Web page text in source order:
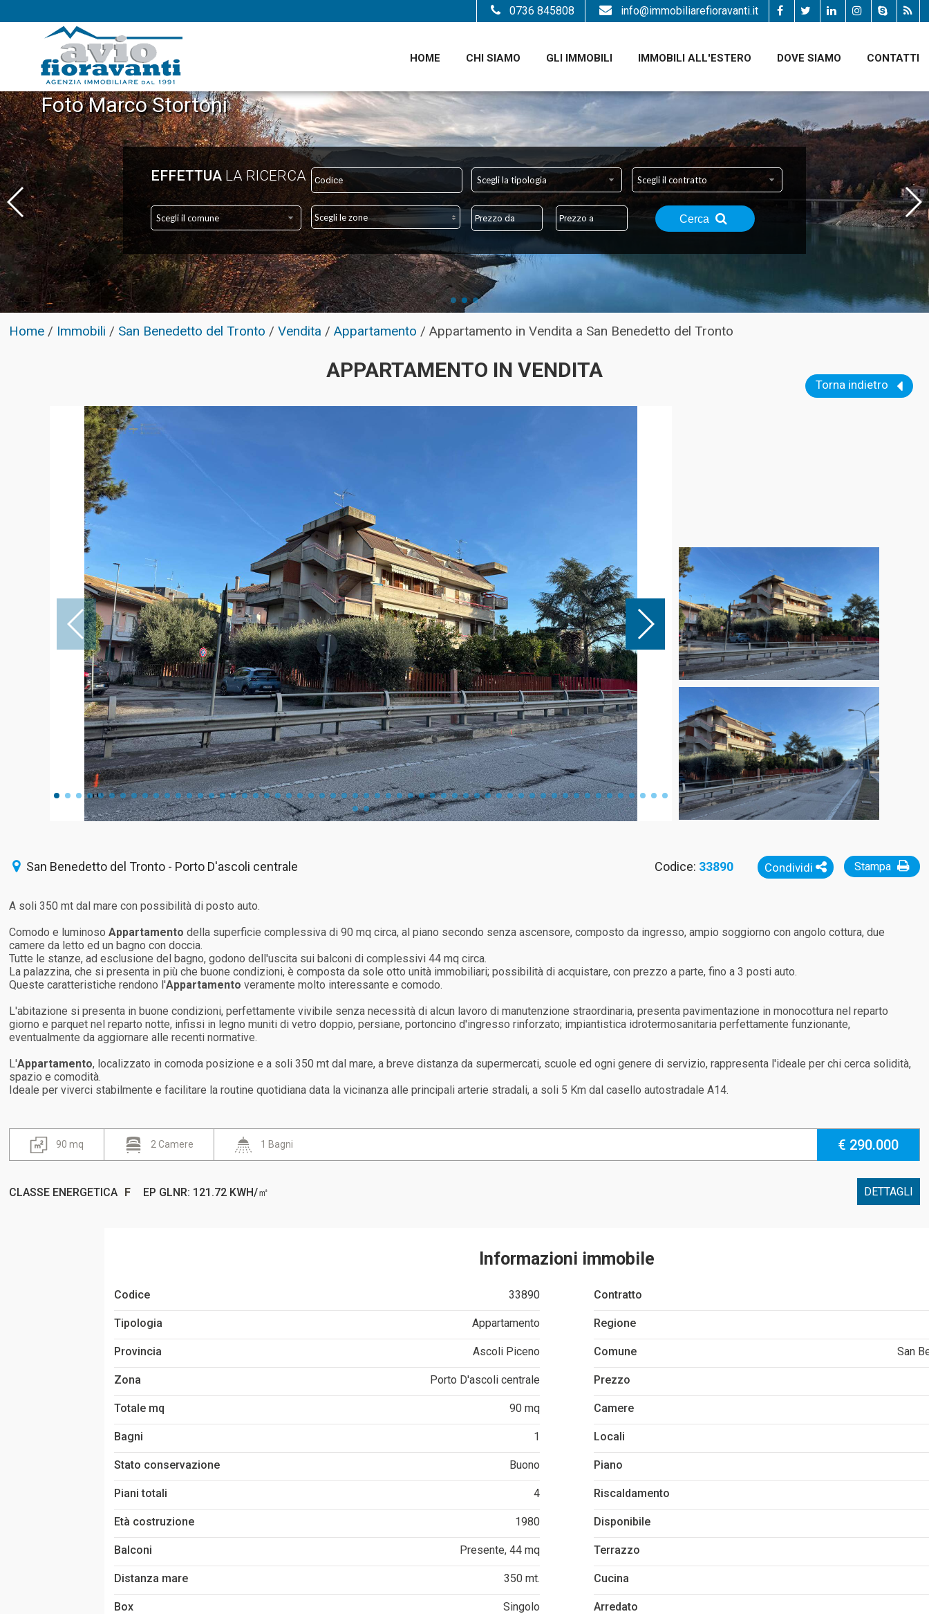
HOME CHI SIAMO GLI IMMOBILI IMMOBILI ALL'ESTERO DOVE SIAMO CONTATTI
info@immobiliarefioravanti.it
0736 845808
Foto Marco Stortoni
EFFETTUALA RICERCA Scegli la tipologia Scegli il contratto
Scegli il comune Scegli le zone Cerca
Home / Immobili / San Benedetto del Tronto /Vendita /Appartamento /Appartamento in Vendita a San Benedetto del Tronto
APPARTAMENTO IN VENDITA
Torna indietro
San Benedetto del Tronto - Porto D'ascoli centrale Stampa
Condividi
Codice: 33890
A soli 350 mt dal mare con possibilità di posto auto.
Comodo e luminosoAppartamento della superficie complessiva di 90 mq circa, al piano secondo senza ascensore, composto da ingresso, ampio soggiorno con angolo cottura, due
camere da letto ed un bagno con doccia.
Tutte le stanze, ad esclusione del bagno, godono dell'uscita sui balconi di complessivi 44 mq circa.
La palazzina, che si presenta in più che buone condizioni, è composta da sole otto unità immobiliari; possibilità di acquistare, con prezzo a parte, fino a 3 posti auto.
Queste caratteristiche rendono l'Appartamento veramente molto interessante e comodo.
L'abitazione si presenta in buone condizioni, perfettamente vivibile senza necessità di alcun lavoro di manutenzione straordinaria, presenta pavimentazione in monocottura nel reparto
giorno e parquet nel reparto notte, infissi in legno muniti di vetro doppio, persiane, portoncino d'ingresso rinforzato; impiantistica idrotermosanitaria perfettamente funzionante,
eventualmente da aggiornare alle recenti normative.
L'Appartamento, localizzato in comoda posizione e a soli 350 mt dal mare, a breve distanza da supermercati, scuole ed ogni genere di servizio, rappresenta l'ideale per chi cerca solidità,
spazio e comodità.
Ideale per viverci stabilmente e facilitare la routine quotidiana data la vicinanza alle principali arterie stradali, a soli 5 Km dal casello autostradale A14.
90 mq 2 Camere 1 Bagni € 290.000
CLASSE ENERGETICA F EP GLNR: 121.72 KWH/㎡ DETTAGLI
Informazioni immobile
Codice 33890 Contratto
Tipologia Appartamento Regione
Provincia Ascoli Piceno Comune San
Zona Porto D'ascoli centrale Prezzo
Totale mq 90 mq Camere
Bagni 1 Locali
Stato conservazione Buono Piano
Piani totali 4 Riscaldamento
Età costruzione 1980 Disponibile
Balconi Presente, 44 mq Terrazzo
Distanza mare 350 mt. Cucina
Box Singolo Arredato